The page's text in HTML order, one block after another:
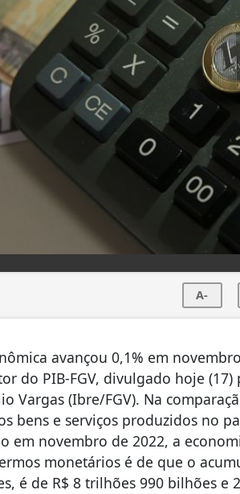
A-
avançou 0,1% em
do PIB-FGV, divulgado hoje
Vargas (Ibre/FGV). Na
bens e serviços produzidos no
em novembro de 2022, a
monetários é de que o
é de R$ 8 trilhões 990 bilhões e